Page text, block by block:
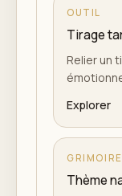
OUTIL
Tirage
Relier un
Explorer
GRIMOIRE
Thème